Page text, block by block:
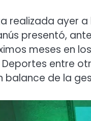
realizada ayer
presentó,
meses en
Deportes entre
balance de la